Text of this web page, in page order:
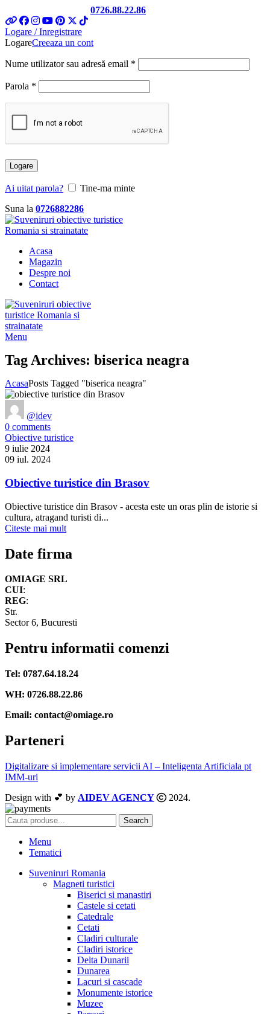
0726.88.22.86
Logare / Inregistrare
LogareCreeaza un cont
Nume utilizator sau adresă email *
Parola *
Logare
Ai uitat parola?
Tine-ma minte
Suna la 0726882286
Acasa
Magazin
Despre noi
Contact
Menu
Tag Archives: biserica neagra
AcasaPosts Tagged "biserica neagra"
@idev
0 comments
Obiective turistice
9 iulie 2024
09 iul. 2024
Obiective turistice din Brasov
Obiective turistice din Brasov - acesta este un oras plin de istorie si
cultura, atragand turisti di...
Citeste mai mult
Date firma
OMIAGE SRL
CUI:
REG:
Str.
Sector 6, Bucuresti
Pentru informatii comenzi
Tel: 0787.64.18.24
WH: 0726.88.22.86
Email: contact@omiage.ro
Parteneri
Digitalizare si implementare servicii AI – Inteligenta Artificiala pt
IMM-uri
Design with 💕 by AIDEV AGENCY 2024.
Search
Menu
Tematici
Suveniruri Romania
Magneti turistici
Biserici si manastiri
Castele si cetati
Catedrale
Cetati
Cladiri culturale
Cladiri istorice
Delta Dunarii
Dunarea
Lacuri si cascade
Monumente istorice
Muzee